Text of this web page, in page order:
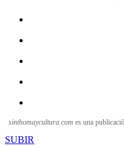
sinthomaycultura.com es una
SUBIR